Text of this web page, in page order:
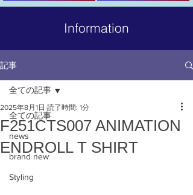
Information
記事
全ての記事
news
brand new
Styling
全ての記事
F251CTS007 ANIMATION
ENDROLL T SHIRT
2025年8月1日 読了時間: 1分